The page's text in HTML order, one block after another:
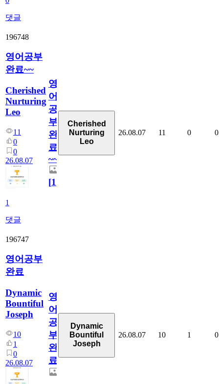
댓글
196748
영어공부
완료~~
Cherished
Nurturing
Leo
11
0
0
26.08.07
1
댓글
영
어
공
부
완
료
~~
[1]
Cherished
Nurturing
Leo
26.08.07 11 0 0
196747
영어공부
완료
Dynamic
Bountiful
Joseph
10
1
0
26.08.07
영
어
공
부
완
료
Dynamic
Bountiful
Joseph
26.08.07 10 1 0